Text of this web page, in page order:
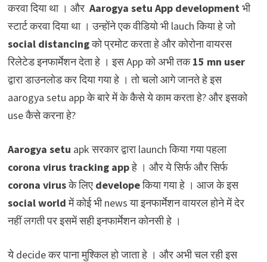
करवा दिया था । और Aarogya setu App development भी
स्टार्ट करवा दिया था । उन्होंने एक वीडियो भी lauch किया हे जो
social distancingको प्रमोट करता हे और कोरोना वायरस
रिलेटेड इनफार्मेशन देता हे । इस App को अभी तक15 mn user
द्वारा डाउनलोड कर दिया गया हे । तो चलो आगे जानते हे इस
aarogya setu app के बारे में के कैसे ये काम करता हे? और इसको
use कैसे करना हे?
Aarogya setu apk सरकार द्वारा launch किया गया पहला
corona virus tracking appहे । और ये सिर्फ और सिर्फ
corona virusके लिए developeकिया गया हे । आज के इस
social worldमें कोई भी news या इनफार्मेशन वायरल होने में देर
नहीं लगती पर इसमें सही इनफार्मेशन कोनसी हे ।
ये decide कर पाना मुश्किल हो जाता हे । और अभी चल रही इस